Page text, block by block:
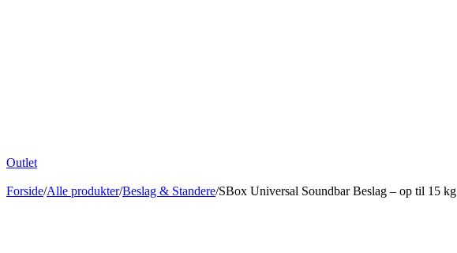
Outlet
Forside/Alle produkter/Beslag & Standere/SBox Universal Soundbar Beslag – op til 15 kg